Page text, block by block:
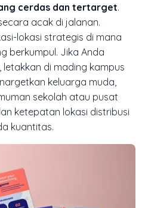
cerdas dan tertarget.
acak di jalanan.
lokasi strategis di mana
berkumpul. Jika Anda
di mading kampus
keluarga muda,
sekolah atau pusat
ketepatan lokasi distribusi
kuantitas.